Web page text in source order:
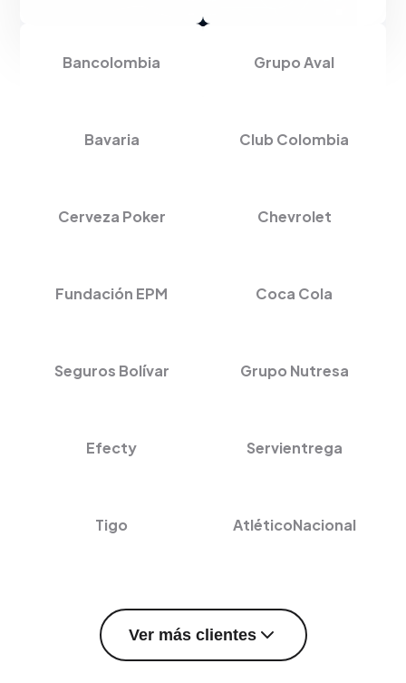
Bancolombia Grupo Aval
Bavaria Club Colombia
Cerveza Poker Chevrolet
Fundación EPM Coca Cola
Seguros Bolívar Grupo Nutresa
Efecty Servientrega
Tigo AtléticoNacional
Ver más clientes